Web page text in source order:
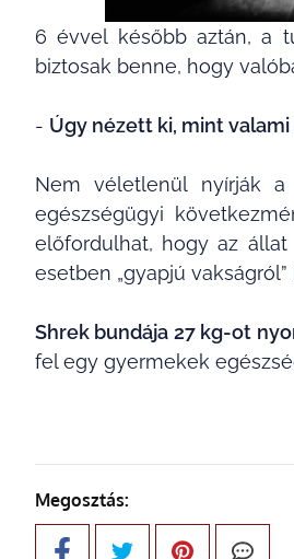
6 évvel később aztán, a
biztosak benne, hogy
- Úgy nézett ki, mint
Nem véletlenül nyírják a
egészségügyi
előfordulhat, hogy az
esetben „gyapjú
Shrek bundája 27 kg-ot
fel egy gyermekek
Megosztás: